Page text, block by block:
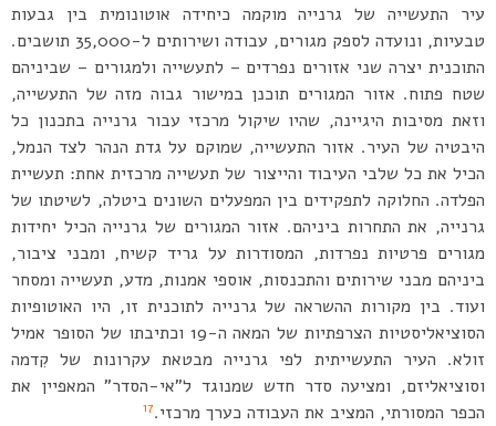
עיר התעשייה של גרנייה מוקמה כיחידה אוטונומית בין גבעות
טבעיות, ונועדה לספק מגורים, עבודה ושירותים ל-35,000 תושבים.
התוכנית יצרה שני אזורים נפרדים – לתעשייה ולמגורים – שביניהם
שטח פתוח. אזור המגורים תוכנן במישור גבוה מזה של התעשייה,
וזאת מסיבות היגיינה, שהיו שיקול מרכזי עבור גרנייה בתכנון כל
היבטיה של העיר. אזור התעשייה, שמוקם על גדת הנהר לצד הנמל,
הכיל את כל שלבי העיבוד והייצור של תעשייה מרכזית אחת: תעשיית
הפלדה. החלוקה לתפקידים בין המפעלים השונים ביטלה, לשיטתו של
גרנייה, את התחרות ביניהם. אזור המגורים של גרנייה הכיל יחידות
מגורים פרטיות נפרדות, המסודרות על גריד קשיח, ומבני ציבור,
ביניהם מבני שירותים והתכנסות, אוספי אמנות, מדע, תעשייה ומסחר
ועוד. בין מקורות ההשראה של גרנייה לתוכנית זו, היו האוטופיות
הסוציאליסטיות הצרפתיות של המאה ה-19 וכתיבתו של הסופר אמיל
זולא. העיר התעשייתית לפי גרנייה מבטאת עקרונות של קִדמה
וסוציאליזם, ומציעה סדר חדש שמנוגד ל”אי-הסדר” המאפיין את
הכפר המסורתי, המציב את העבודה כערך מרכזי.17